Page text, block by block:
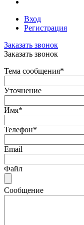
Вход
Регистрация
Заказать звонок
Заказать звонок
Тема сообщения*
Уточнение
Имя*
Телефон*
Email
Файл
Сообщение